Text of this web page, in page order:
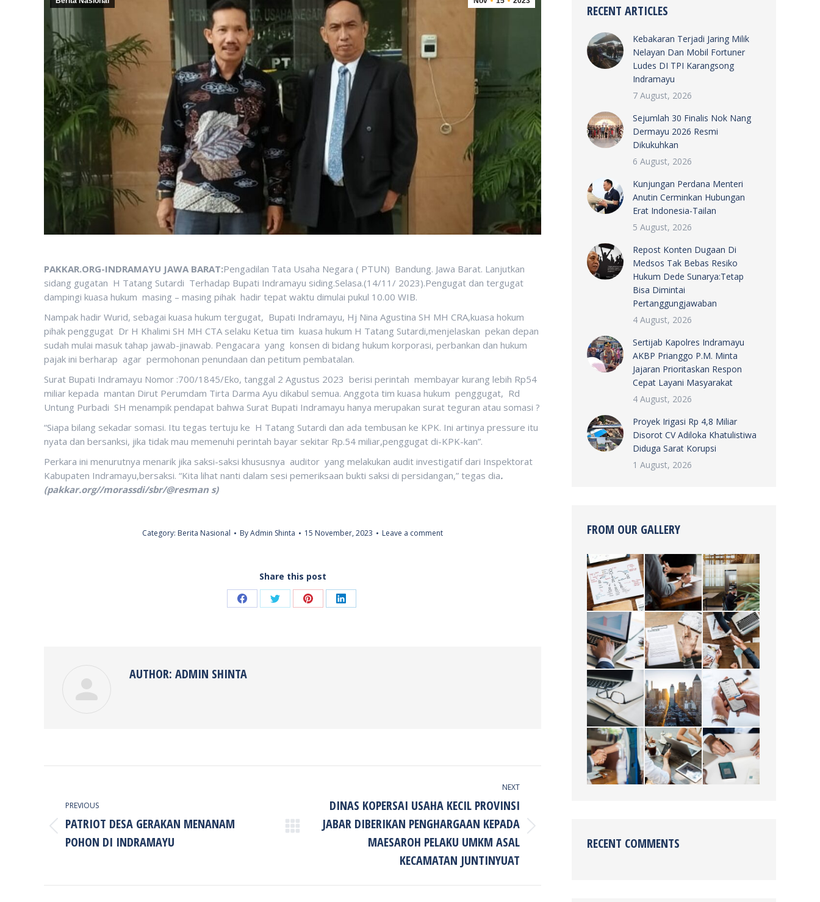
PAKKAR.ORG-INDRAMAYU JAWA BARAT:Pengadilan Tata Usaha Negara ( PTUN) Bandung. Jawa Barat. Lanjutkan
sidang gugatan H Tatang Sutardi Terhadap Bupati Indramayu siding.Selasa.(14/11/ 2023).Pengugat dan tergugat
dampingi kuasa hukum masing – masing pihak hadir tepat waktu dimulai pukul 10.00 WIB.
Nampak hadir Wurid, sebagai kuasa hukum tergugat, Bupati Indramayu, Hj Nina Agustina SH MH CRA,kuasa hokum
pihak penggugat Dr H Khalimi SH MH CTA selaku Ketua tim kuasa hukum H Tatang Sutardi,menjelaskan pekan depan
sudah mulai masuk tahap jawab-jinawab. Pengacara yang konsen di bidang hukum korporasi, perbankan dan hukum
pajak ini berharap agar permohonan penundaan dan petitum pembatalan.
Surat Bupati Indramayu Nomor :700/1845/Eko, tanggal 2 Agustus 2023 berisi perintah membayar kurang lebih Rp54
miliar kepada mantan Dirut Perumdam Tirta Darma Ayu dikabul semua. Anggota tim kuasa hukum penggugat, Rd
Untung Purbadi SH menampik pendapat bahwa Surat Bupati Indramayu hanya merupakan surat teguran atau somasi ?
“Siapa bilang sekadar somasi. Itu tegas tertuju ke H Tatang Sutardi dan ada tembusan ke KPK. Ini artinya pressure itu
nyata dan bersanksi, jika tidak mau memenuhi perintah bayar sekitar Rp.54 miliar,penggugat di-KPK-kan”.
Perkara ini menurutnya menarik jika saksi-saksi khususnya auditor yang melakukan audit investigatif dari Inspektorat
Kabupaten Indramayu,bersaksi. “Kita lihat nanti dalam sesi pemeriksaan bukti saksi di persidangan,” tegas dia.
(pakkar.org//morassdi/sbr/@resman s)
Category: Berita Nasional ByAdmin Shinta 15 November, 2023 Leave a comment
Share this post
Share Share Share Share
AUTHOR: ADMIN SHINTA
PREVIOUS
Previous
post:
PATRIOT DESA GERAKAN MENANAM
POHON DI INDRAMAYU
NEXT
Next
DINAS KOPERSAI USAHA KECIL PROVINSI
JABAR DIBERIKAN PENGHARGAAN KEPADA
MAESAROH PELAKU UMKM ASAL
KECAMATAN JUNTINYUAT
RECENT ARTICLES
Kebakaran Terjadi Jaring Milik
Nelayan Dan Mobil Fortuner
Ludes DI TPI Karangsong
Indramayu
7 August, 2026
Sejumlah 30 Finalis Nok Nang
Dermayu 2026 Resmi
Dikukuhkan
6 August, 2026
Kunjungan Perdana Menteri
Anutin Cerminkan Hubungan
Erat Indonesia-Tailan
5 August, 2026
Repost Konten Dugaan Di
Medsos Tak Bebas Resiko
Hukum Dede Sunarya:Tetap
Bisa Dimintai
Pertanggungjawaban
4 August, 2026
Sertijab Kapolres Indramayu
AKBP Prianggo P.M. Minta
Jajaran Prioritaskan Respon
Cepat Layani Masyarakat
4 August, 2026
Proyek Irigasi Rp 4,8 Miliar
Disorot CV Adiloka Khatulistiwa
Diduga Sarat Korupsi
1 August, 2026
FROM OUR GALLERY
RECENT COMMENTS